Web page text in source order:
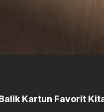
Kartun Favorit